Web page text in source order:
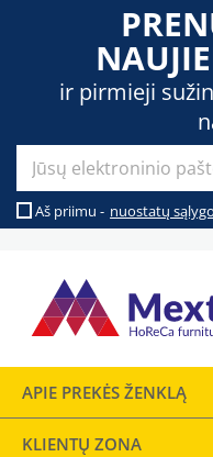
ir pirmieji
Aš priimu - nuostatų
APIE PREKĖS ŽENKLĄ
KLIENTŲ ZONA